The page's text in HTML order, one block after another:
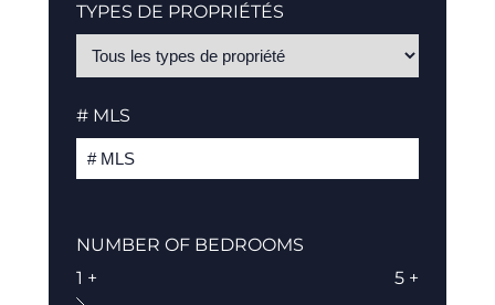
TYPES DE PROPRIÉTÉS
# MLS
NUMBER OF BEDROOMS
1 +
5 +